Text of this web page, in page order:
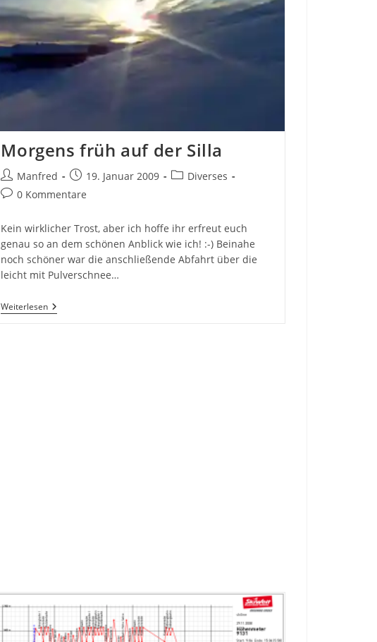
Morgens früh auf der Silla
Beitrags-
Autor:
Manfred
Beitrag
veröffentlicht:
19. Januar 2009
Beitrags-
Diverses
Beitrags-
0 Kommentare
Kein wirklicher Trost, aber ich hoffe ihr erfreut euch
genau so an dem schönen Anblick wie ich! :-) Beinahe
noch schöner war die anschließende Abfahrt über die
leicht mit Pulverschnee…
WeiterlesenMorgens
Früh